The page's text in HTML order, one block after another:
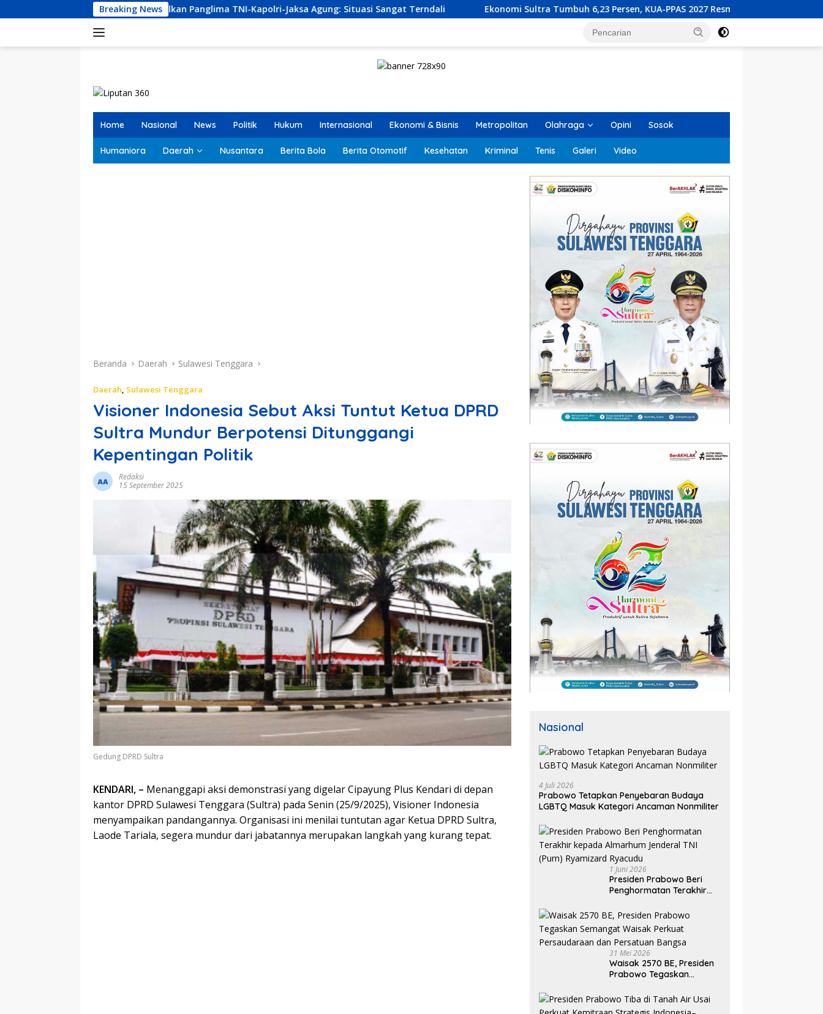
ke
Breaking News
Kumpulkan Panglima TNI-Kapolri-Jaksa Agung: Situasi Sangat Terndali Ekonomi Sultra Tumbuh 6,23 Persen, KUA-PPAS 2027 Resmi Diserahkan ke DPRD
Home Nasional News Politik Hukum Internasional Ekonomi & Bisnis Metropolitan Olahraga Opini Sosok
Humaniora Daerah Nusantara Berita Bola Berita Otomotif Kesehatan Kriminal Tenis Galeri Video
Beranda Daerah Sulawesi Tenggara
Daerah Sulawesi Tenggara
Visioner Indonesia Sebut Aksi Tuntut Ketua DPRD
Sultra Mundur Berpotensi Ditunggangi
Kepentingan Politik
Redaksi
15 September 2025
Gedung DPRD Sultra
KENDARI, – Menanggapi aksi demonstrasi yang digelar Cipayung Plus Kendari di depan
kantor DPRD Sulawesi Tenggara (Sultra) pada Senin (25/9/2025), Visioner Indonesia
menyampaikan pandangannya. Organisasi ini menilai tuntutan agar Ketua DPRD Sultra,
Laode Tariala, segera mundur dari jabatannya merupakan langkah yang kurang tepat.
Nasional
4 Juli 2026
Prabowo Tetapkan Penyebaran Budaya
LGBTQ Masuk Kategori Ancaman Nonmiliter
1 Juni 2026
Presiden Prabowo Beri
Penghormatan Terakhir
Jenderal TNI (Purn)
Ryamizard Ryacudu
31 Mei 2026
Waisak 2570 BE, Presiden
Prabowo Tegaskan
Persaudaraan dan
Persatuan Bangsa